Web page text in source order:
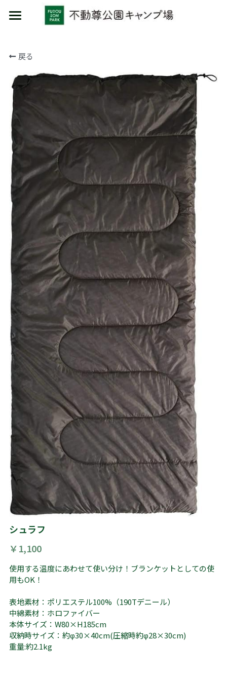
施設利用
日帰り
コテージ
イベント
物販/レンタル
レンタル品
カフェ/食材セット
場内ルール
場内案内
MARUMORI-SAUNA
戻る
シュラフ
￥1,100
使用する温度にあわせて使い分け！ブランケットとしての使
用もOK！
表地素材：ポリエステル100%（190Tデニール）
中綿素材：ホロファイバー
本体サイズ：W80×H185cm
収納時サイズ：約φ30×40cm(圧縮時約φ28×30cm)
重量:約2.1kg